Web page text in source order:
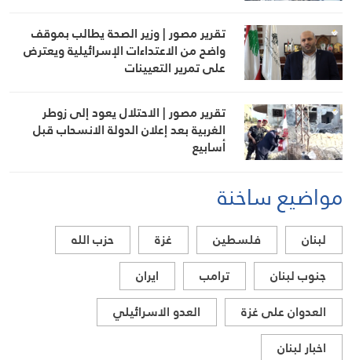
تقرير مصور | وزير الصحة يطالب بموقف
واضح من الاعتداءات الإسرائيلية ويعترض
على تمرير التعيينات
تقرير مصور | الاحتلال يعود إلى زوطر
الغربية بعد إعلان الدولة الانسحاب قبل
أسابيع
مواضيع ساخنة
لبنان فلسطين غزة
حزب الله
جنوب لبنان
ترامب
ايران
العدوان على غزة
العدو الاسرائيلي
اخبار لبنان